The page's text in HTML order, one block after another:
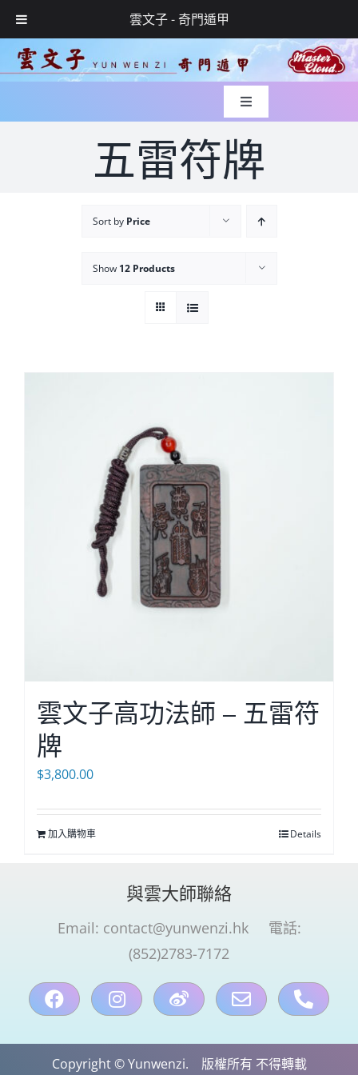
雲文子 - 奇門遁甲
Skip
to
Toggle
Navigation
入世緣起
玄學服務
活動代言
浩瀚天龍蓮會
五雷符牌
Sort by Price
Show 12 Products
雲文子高功法師 – 五雷符
牌
$3,800.00
加入購物車 Details
與雲大師聯絡
Email: contact@yunwenzi.hk電話:
(852)2783-7172
Copyright © Yunwenzi. 版權所有 不得轉載